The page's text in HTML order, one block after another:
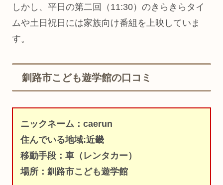
しかし、平日の第二回（11:30）のきらきらタイ
ムや土日祝日には家族向け番組を上映していま
す。
釧路市こども遊学館の口コミ
ニックネーム：caerun
住んでいる地域:近畿
移動手段：車（レンタカー）
場所：釧路市こども遊学館